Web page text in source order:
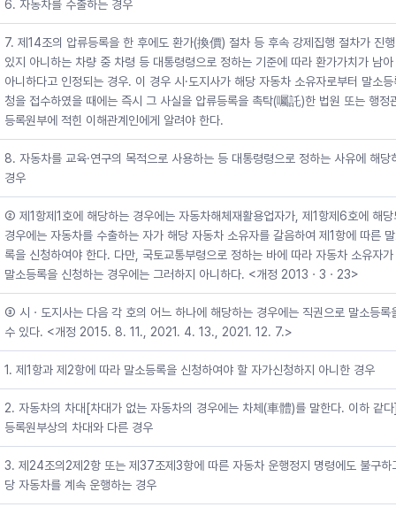
6. 자동차를 수출하는 경우
7. 제14조의 압류등록을 한 후에도 환가(換價) 절차 등 후속 강제집행 절차가 진
있지 아니하는 차량 중 차령 등 대통령령으로 정하는 기준에 따라 환가가치가 남
아니하다고 인정되는 경우. 이 경우 시·도지사가 해당 자동차 소유자로부터 말소
청을 접수하였을 때에는 즉시 그 사실을 압류등록을 촉탁(囑託)한 법원 또는 행정
등록원부에 적힌 이해관계인에게 알려야 한다.
8. 자동차를 교육·연구의 목적으로 사용하는 등 대통령령으로 정하는 사유에 해당
경우
② 제1항제1호에 해당하는 경우에는 자동차해체재활용업자가, 제1항제6호에 해당
경우에는 자동차를 수출하는 자가 해당 자동차 소유자를 갈음하여 제1항에 따른
록을 신청하여야 한다. 다만, 국토교통부령으로 정하는 바에 따라 자동차 소유자
말소등록을 신청하는 경우에는 그러하지 아니하다. <개정 2013ㆍ3ㆍ23>
③ 시ㆍ도지사는 다음 각 호의 어느 하나에 해당하는 경우에는 직권으로 말소등록
수 있다. <개정 2015. 8. 11., 2021. 4. 13., 2021. 12. 7.>
1. 제1항과 제2항에 따라 말소등록을 신청하여야 할 자가신청하지 아니한 경우
2. 자동차의 차대[차대가 없는 자동차의 경우에는 차체(車體)를 말한다. 이하 같
등록원부상의 차대와 다른 경우
3. 제24조의2제2항 또는 제37조제3항에 따른 자동차 운행정지 명령에도 불구하
당 자동차를 계속 운행하는 경우